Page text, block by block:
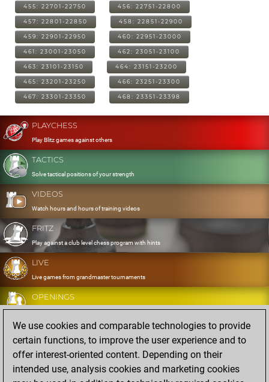
455: 22701-22750 456: 22751-22800
457: 22801-22850 458: 22851-22900
459: 22901-22950 460: 22951-23000
461: 23001-23050 462: 23051-23100
463: 23101-23150 464: 23151-23200
465: 23201-23250 466: 23251-23300
467: 23301-23350 468: 23351-23398
PLAYCHESS
Play Blitz games against others
TACTICS
Solve tactical positions of your strength
VIDEOS
Watch hours and hours of training videos
FRITZ
Play against a club level chess program with hints
LIVE
Live games from grandmaster tournaments
OPENINGS
Develop and exercise your openings
DATABASE
Eight million strong games
MYGAMES
Store and analyse your own games in the cloud
We use cookies and comparable technologies to provide
certain functions, to improve the user experience and to
offer interest-oriented content. Depending on their
intended use, analysis cookies and marketing cookies